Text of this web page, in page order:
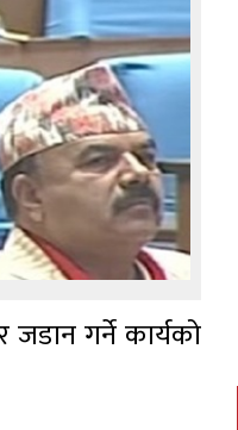
गर्ने कार्यको